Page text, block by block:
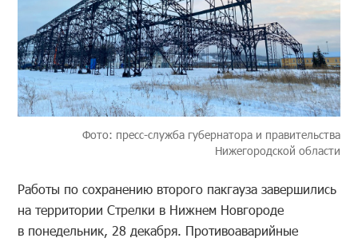
Фото: пресс-служба губернатора и правительства
Нижегородской области
Работы по сохранению второго пакгауза завершились
на территории Стрелки в Нижнем Новгороде
в понедельник, 28 декабря. Противоаварийные